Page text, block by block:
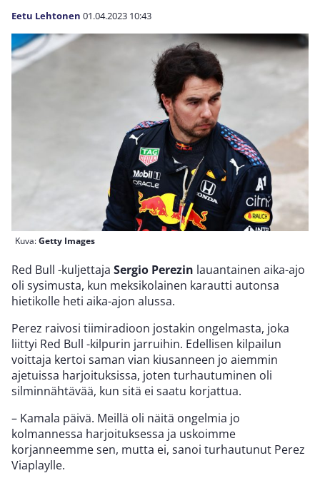
Eetu Lehtonen 01.04.2023 10:43
Kuva:Getty Images
Red Bull -kuljettaja Sergio Perezin lauantainen aika-ajo
oli sysimusta, kun meksikolainen karautti autonsa
hietikolle heti aika-ajon alussa.
Perez raivosi tiimiradioon jostakin ongelmasta, joka
liittyi Red Bull -kilpurin jarruihin. Edellisen kilpailun
voittaja kertoi saman vian kiusanneen jo aiemmin
ajetuissa harjoituksissa, joten turhautuminen oli
silminnähtävää, kun sitä ei saatu korjattua.
– Kamala päivä. Meillä oli näitä ongelmia jo
kolmannessa harjoituksessa ja uskoimme
korjanneemme sen, mutta ei, sanoi turhautunut Perez
Viaplaylle.